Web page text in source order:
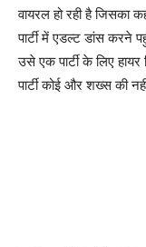
वायरल हो रही है जिसका
पार्टी में एडल्ट डांस
उसे एक पार्टी के लिए
पार्टी कोई और शख्स की